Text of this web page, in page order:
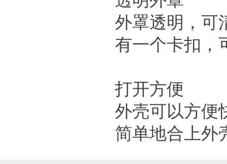
外罩透明，可
有一个卡扣，
打开方便
外壳可以方便
简单地合上外